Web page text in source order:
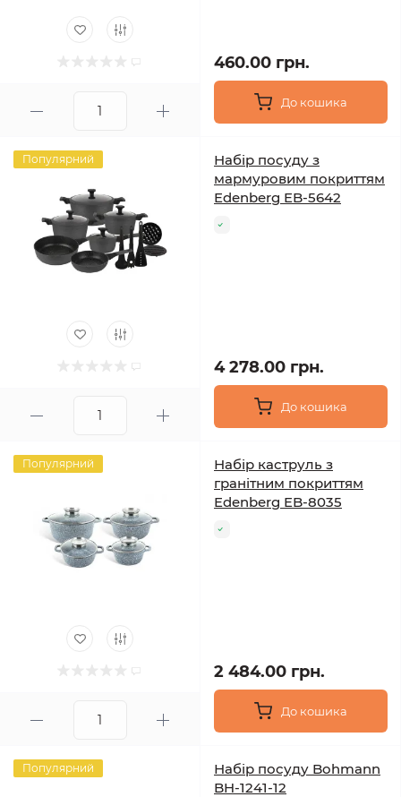
460.00 грн.
До кошика
Популярний
Набір посуду з
мармуровим покриттям
Edenberg EB-5642
4 278.00 грн.
До кошика
Популярний
Набір каструль з
гранітним покриттям
Edenberg EB-8035
2 484.00 грн.
До кошика
Популярний
Набір посуду Bohmann
BH-1241-12